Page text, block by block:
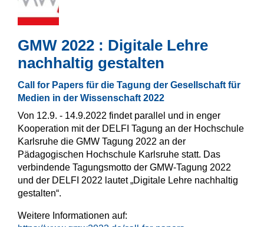
GMW 2022 : Digitale Lehre
nachhaltig gestalten
Call for Papers für die Tagung der Gesellschaft für
Medien in der Wissenschaft 2022
Von 12.9. - 14.9.2022 findet parallel und in enger
Kooperation mit der DELFI Tagung an der Hochschule
Karlsruhe die GMW Tagung 2022 an der
Pädagogischen Hochschule Karlsruhe statt. Das
verbindende Tagungsmotto der GMW-Tagung 2022
und der DELFI 2022 lautet „Digitale Lehre nachhaltig
gestalten“.
Weitere Informationen auf: